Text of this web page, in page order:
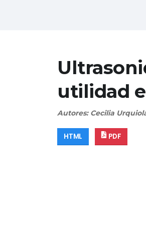
utilidad
Autores: Cecilia
HTML PDF